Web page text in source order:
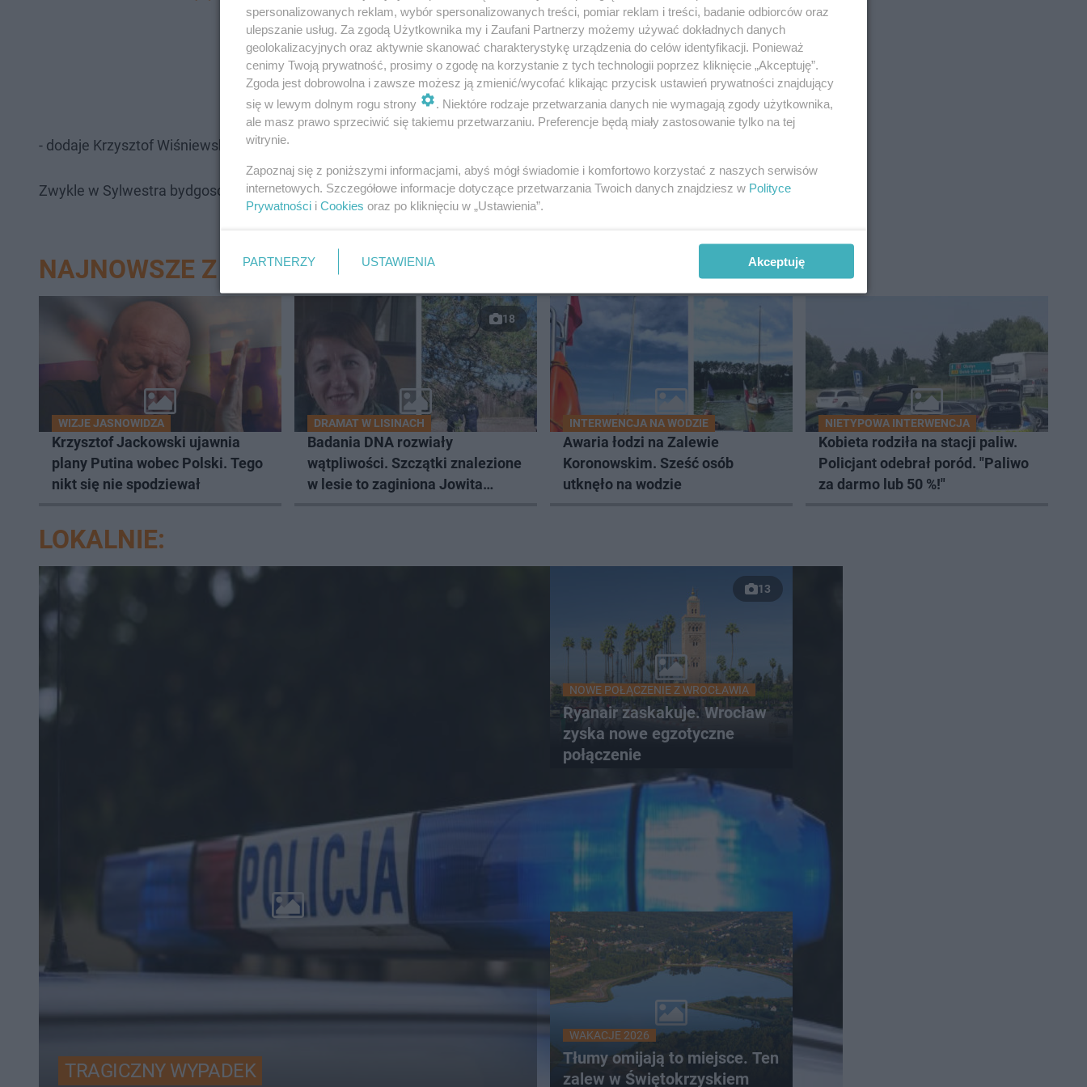
poparzone oczy, twarz i ręce, amputowane palce. To często
kalectwo do końca życia i tragedia ludzka. To cena, jaką się płaci
za używanie materiałów pirotechnicznych bezmyślnie i po
spożyciu alkoholu
- dodaje Krzysztof Wiśniewski.
Zwykle w Sylwestra bydgoscy ratownicy interweniują ok. 600 razy.
NAJNOWSZE Z DZIAŁU BYDGOSZCZ
WIZJE JASNOWIDZA
Krzysztof Jackowski ujawnia
plany Putina wobec Polski. Tego
nikt się nie spodziewał
18
DRAMAT W LISINACH
Badania DNA rozwiały
wątpliwości. Szczątki znalezione
w lesie to zaginiona Jowita
INTERWENCJA NA WODZIE
Awaria łodzi na Zalewie
Koronowskim. Sześć osób
utknęło na wodzie
NIETYPOWA INTERWENCJA
Kobieta rodziła na stacji paliw.
Policjant odebrał poród. "Paliwo
za darmo lub 50 %!"
LOKALNIE:
TRAGICZNY WYPADEK
13
NOWE POŁĄCZENIE Z WROCŁAWIA
Ryanair zaskakuje. Wrocław
zyska nowe egzotyczne
połączenie
WAKACJE 2026
Tłumy omijają to miejsce. Ten
zalew w Świętokrzyskiem
spersonalizowanych reklam, wybór spersonalizowanych treści, pomiar reklam i treści, badanie odbiorców oraz
ulepszanie usług. Za zgodą Użytkownika my i Zaufani Partnerzy możemy używać dokładnych danych
geolokalizacyjnych oraz aktywnie skanować charakterystykę urządzenia do celów identyfikacji. Ponieważ
cenimy Twoją prywatność, prosimy o zgodę na korzystanie z tych technologii poprzez kliknięcie „Akceptuję”.
Zgoda jest dobrowolna i zawsze możesz ją zmienić/wycofać klikając przycisk ustawień prywatności znajdujący
się w lewym dolnym rogu strony
. Niektóre rodzaje przetwarzania danych nie wymagają zgody użytkownika,
ale masz prawo sprzeciwić się takiemu przetwarzaniu. Preferencje będą miały zastosowanie tylko na tej
witrynie.
Zapoznaj się z poniższymi informacjami, abyś mógł świadomie i komfortowo korzystać z naszych serwisów
internetowych. Szczegółowe informacje dotyczące przetwarzania Twoich danych znajdziesz w Polityce
Prywatności i Cookies oraz po kliknięciu w „Ustawienia”.
PARTNERZY USTAWIENIA Akceptuję